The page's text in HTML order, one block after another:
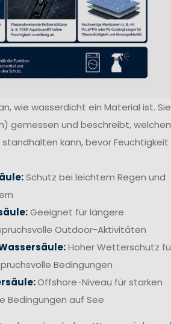
wie wasserdicht ein Material ist. Sie
gemessen und beschreibt,
kann, bevor Feuchtigkeit
Schutz bei leichtem Regen und
Geeignet für längere
Outdoor-Aktivitäten
Hoher Wetterschutz
Bedingungen
Offshore-Niveau für starken
Bedingungen auf See